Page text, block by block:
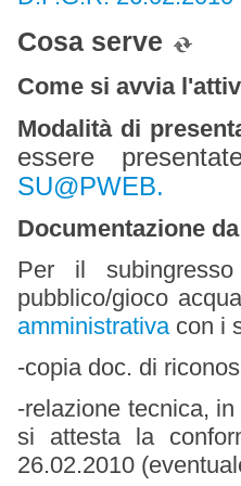
Cosa serve
Come si avvia
Modalità di
essere
SU@PWEB.
Documentazione
Per il
pubblico/gioco
amministrativacon i
-copia doc. di
-relazione tecnica,
si attesta la
26.02.2010